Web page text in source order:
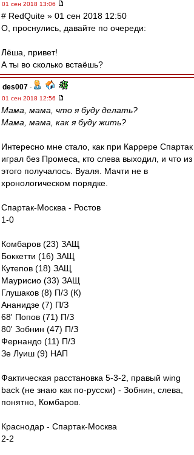
01 сен 2018 13:06
# RedQuite » 01 сен 2018 12:50
О, проснулись, давайте по очереди:
Лёша, привет!
А ты во сколько встаёшь?
des007 -
01 сен 2018 12:56
Мама, мама, что я буду делать?
Мама, мама, как я буду жить?
Интересно мне стало, как при Каррере Спартак
играл без Промеса, кто слева выходил, и что из
этого получалось. Вуаля. Мачти не в
хронологическом порядке.
Спартак-Москва - Ростов
1-0
Комбаров (23) ЗАЩ
Боккетти (16) ЗАЩ
Кутепов (18) ЗАЩ
Маурисио (33) ЗАЩ
Глушаков (8) П/З (К)
Ананидзе (7) П/З
68' Попов (71) П/З
80' Зобнин (47) П/З
Фернандо (11) П/З
Зе Луиш (9) НАП
Фактическая расстановка 5-3-2, правый wing
back (не знаю как по-русски) - Зобнин, слева,
понятно, Комбаров.
Краснодар - Спартак-Москва
2-2